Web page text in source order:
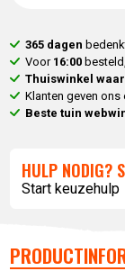
365 dagen
Voor 16:00
Thuiswinkel
Klanten geven ons
Beste tuin
HULP NODIG?
Start keuzehulp